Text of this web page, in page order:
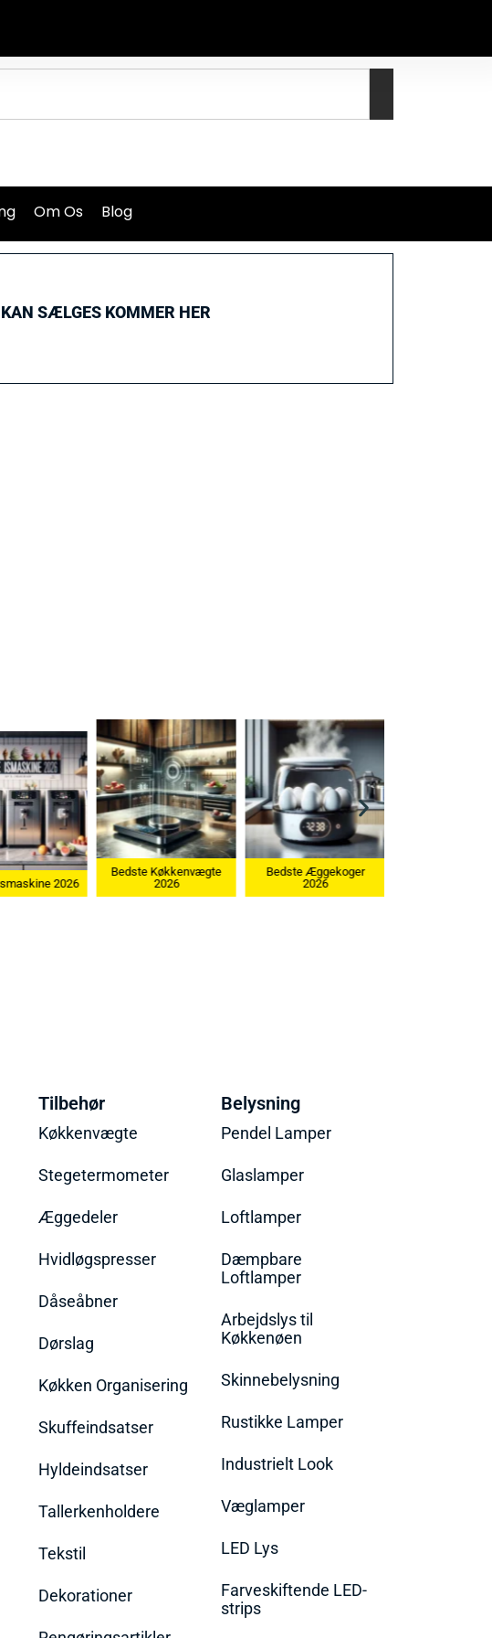
Om Os Blog
SÆLGES KOMMER HER
2026
Bedste Køkkenvægte
2026
Bedste Æggekoger
2026
Tilbehør
Køkkenvægte
Stegetermometer
Æggedeler
Hvidløgspresser
Dåseåbner
Dørslag
Køkken Organisering
Skuffeindsatser
Hyldeindsatser
Tallerkenholdere
Tekstil
Dekorationer
Belysning
Pendel Lamper
Glaslamper
Loftlamper
Dæmpbare
Loftlamper
Arbejdslys til
Køkkenøen
Skinnebelysning
Rustikke Lamper
Industrielt Look
Væglamper
LED Lys
Farveskiftende LED-
strips